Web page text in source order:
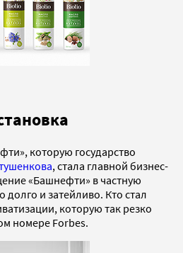
которую государство
, стала главной бизнес-
«Башнефти» в частную
и затейливо. Кто стал
которую так резко
номере Forbes.